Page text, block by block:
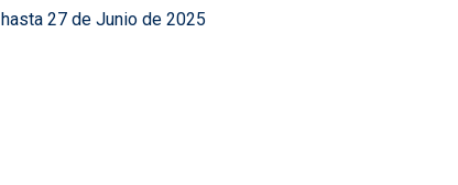
hasta 27 de Junio de 2025